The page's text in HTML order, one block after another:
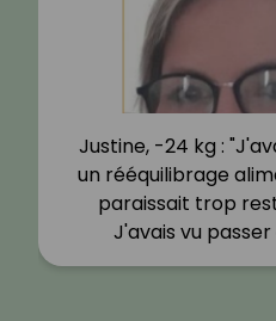
Justine, -24 kg :
un rééquilibrage
paraissait trop
J'avais vu